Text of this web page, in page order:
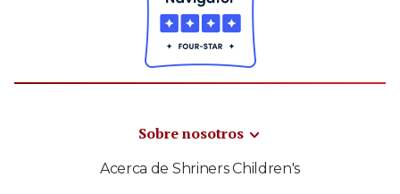
Sobre nosotros
Acerca de Shriners Children's